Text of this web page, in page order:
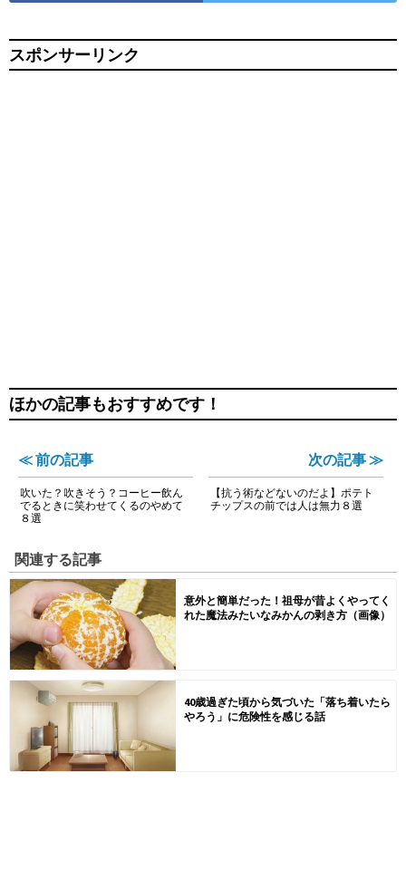
スポンサーリンク
ほかの記事もおすすめです！
≪ 前の記事
吹いた？吹きそう？コーヒー飲ん
でるときに笑わせてくるのやめて
８選
次の記事 ≫
【抗う術などないのだよ】ポテト
チップスの前では人は無力８選
関連する記事
意外と簡単だった！祖母が昔よくやってく
れた魔法みたいなみかんの剥き方（画像）
40歳過ぎた頃から気づいた「落ち着いたら
やろう」に危険性を感じる話